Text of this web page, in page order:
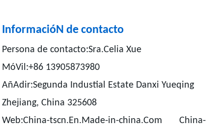
InformacióN de contacto
Persona de contacto:Sra.Celia Xue
MóVil:+86 13905873980
AñAdir:Segunda Industial Estate Danxi Yueqing
Zhejiang, China 325608
Web:China-tscn.En.Made-in-china.Com China-